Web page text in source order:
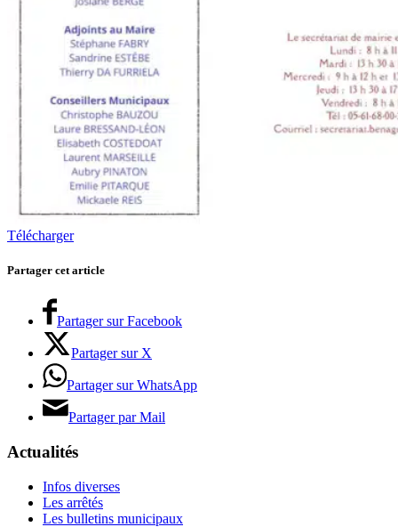
Télécharger
Partager cet article
Partager sur Facebook
Partager sur X
Partager sur WhatsApp
Partager par Mail
Actualités
Infos diverses
Les arrêtés
Les bulletins municipaux